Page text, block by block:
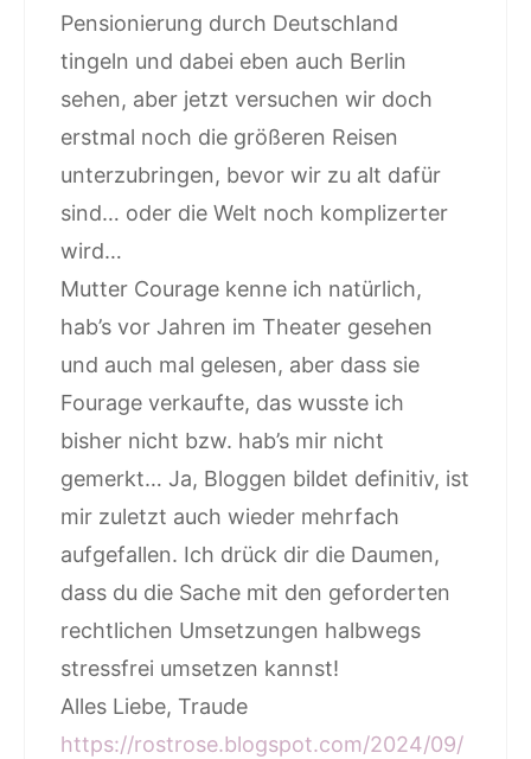
Pensionierung durch Deutschland
tingeln und dabei eben auch Berlin
sehen, aber jetzt versuchen wir doch
erstmal noch die größeren Reisen
unterzubringen, bevor wir zu alt dafür
sind… oder die Welt noch komplizerter
wird…
Mutter Courage kenne ich natürlich,
hab’s vor Jahren im Theater gesehen
und auch mal gelesen, aber dass sie
Fourage verkaufte, das wusste ich
bisher nicht bzw. hab’s mir nicht
gemerkt… Ja, Bloggen bildet definitiv, ist
mir zuletzt auch wieder mehrfach
aufgefallen. Ich drück dir die Daumen,
dass du die Sache mit den geforderten
rechtlichen Umsetzungen halbwegs
stressfrei umsetzen kannst!
Alles Liebe, Traude
https://rostrose.blogspot.com/2024/09/